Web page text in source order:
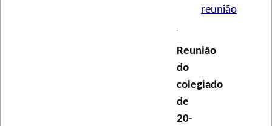
reunião
Reunião
do
colegiado
de
20-